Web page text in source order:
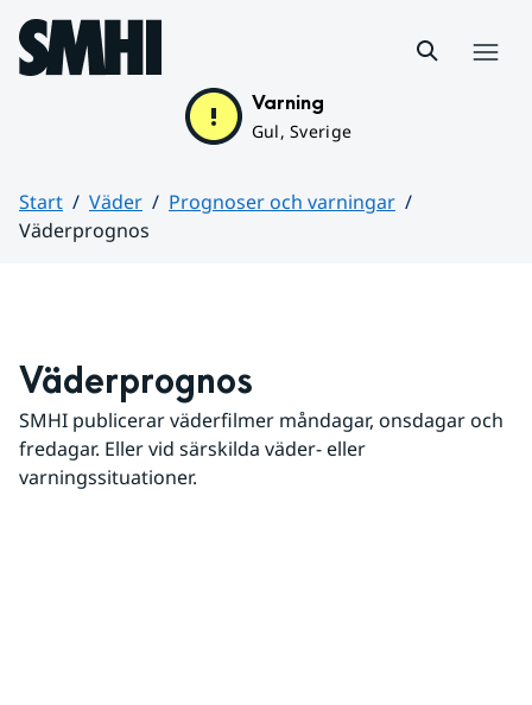
Hoppa till sidans innehåll
Varning
Gul, Sverige
Start Väder
Prognoser och varningar
Väderprognos
Väderprognos
SMHI publicerar väderfilmer måndagar, onsdagar och
fredagar. Eller vid särskilda väder- eller
varningssituationer.